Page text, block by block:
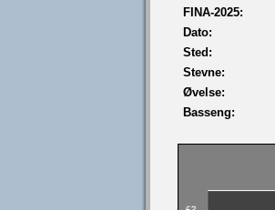
FINA-2025:
Dato:
Sted:
Stevne:
Øvelse:
Basseng: